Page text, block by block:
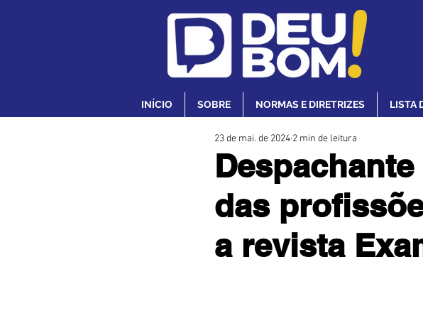
INÍCIO SOBRE NORMAS E DIRETRIZES LISTA
das
a revista
23 de mai. de 2024 2 min de leitura